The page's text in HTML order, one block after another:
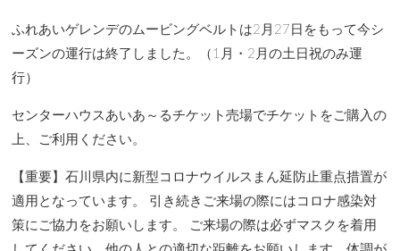
ふれあいゲレンデのムービングベルトは2月27日をもって今シ
ーズンの運行は終了しました。（1月・2月の土日祝のみ運
行）
センターハウスあいあ～るチケット売場でチケットをご購入の
上、ご利用ください。
【重要】石川県内に新型コロナウイルスまん延防止重点措置が
適用となっています。 引き続きご来場の際にはコロナ感染対
策にご協力をお願いします。 ご来場の際は必ずマスクを着用